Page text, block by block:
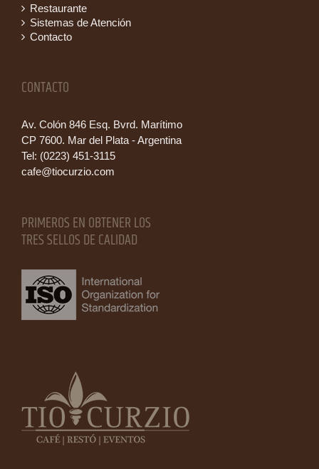
Restaurante
Sistemas de Atención
Contacto
CONTACTO
Av. Colón 846 Esq. Bvrd. Marítimo
CP 7600. Mar del Plata - Argentina
Tel: (0223) 451-3115
cafe@tiocurzio.com
PRIMEROS EN OBTENER LOS
TRES SELLOS DE CALIDAD